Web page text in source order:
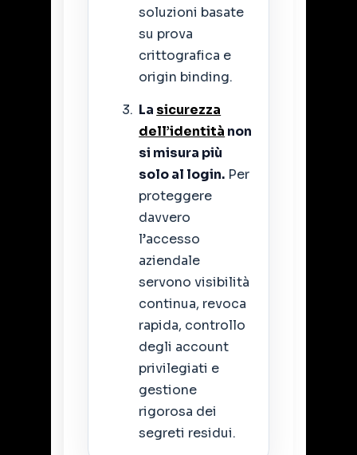
soluzioni basate
su prova
crittografica e
origin binding.
La sicurezza
dell’identità non
si misura più
solo al login. Per
proteggere
davvero
l’accesso
aziendale
servono visibilità
continua, revoca
rapida, controllo
degli account
privilegiati e
gestione
rigorosa dei
segreti residui.